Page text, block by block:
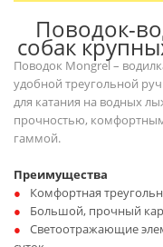
Поводок-
собак
Поводок Mongrel –
удобной треугольной
для катания на водных
прочностью,
гаммой.
Преимущества
Комфортная
Большой, прочный
Светоотражающие